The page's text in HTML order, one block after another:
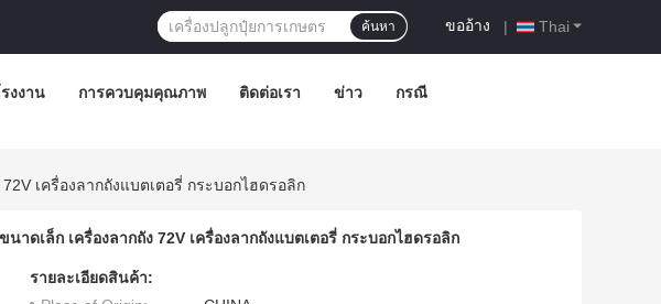
Thai
ขออ้าง |
ค้นหา
งงาน การควบคุมคุณภาพ ติดต่อเรา ข่าว กรณี
เครื่องลากถังแบตเตอรี่ กระบอกไฮดรอลิก
ดเล็ก เครื่องลากถัง 72V เครื่องลากถังแบตเตอรี่ กระบอกไฮดรอลิก
รายละเอียดสินค้า: